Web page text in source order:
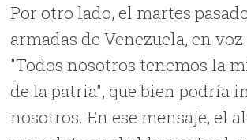
Por otro lado, el martes
armadas de Venezuela, en
"Todos nosotros tenemos la
de la patria", que bien podría
nosotros. En ese mensaje, el